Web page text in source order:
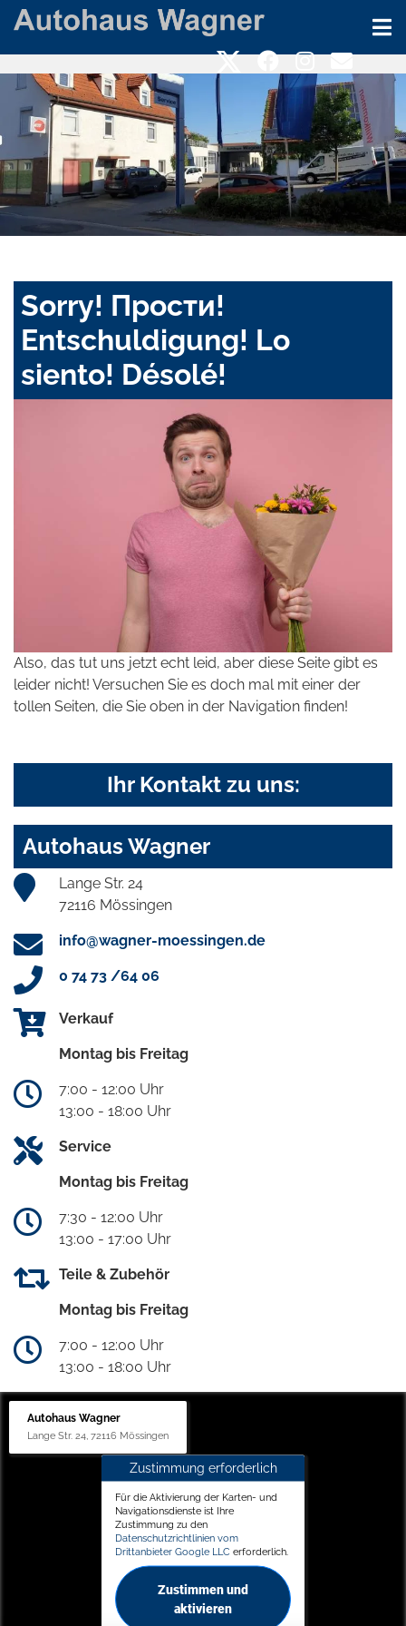
Sorry! Прости!
Entschuldigung! Lo
siento! Désolé!
Also, das tut uns jetzt echt leid, aber diese Seite gibt es
leider nicht! Versuchen Sie es doch mal mit einer der
tollen Seiten, die Sie oben in der Navigation finden!
Ihr Kontakt zu uns:
Autohaus Wagner
Lange Str. 24
72116 Mössingen
info@wagner-moessingen.de
0 74 73 /64 06
Verkauf
Montag bis Freitag
7:00 - 12:00 Uhr
13:00 - 18:00 Uhr
Service
Montag bis Freitag
7:30 - 12:00 Uhr
13:00 - 17:00 Uhr
Teile & Zubehör
Montag bis Freitag
7:00 - 12:00 Uhr
13:00 - 18:00 Uhr
Autohaus Wagner
Lange Str. 24, 72116 Mössingen
Zustimmung erforderlich
Für die Aktivierung der Karten- und
Navigationsdienste ist Ihre
Zustimmung zu den
Datenschutzrichtlinien vom
Drittanbieter Google LLC erforderlich.
Zustimmen und
aktivieren